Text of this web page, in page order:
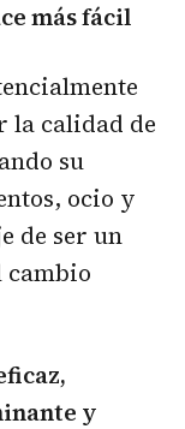
más fácil
la calidad de
su
ocio y
de ser un
cambio
y